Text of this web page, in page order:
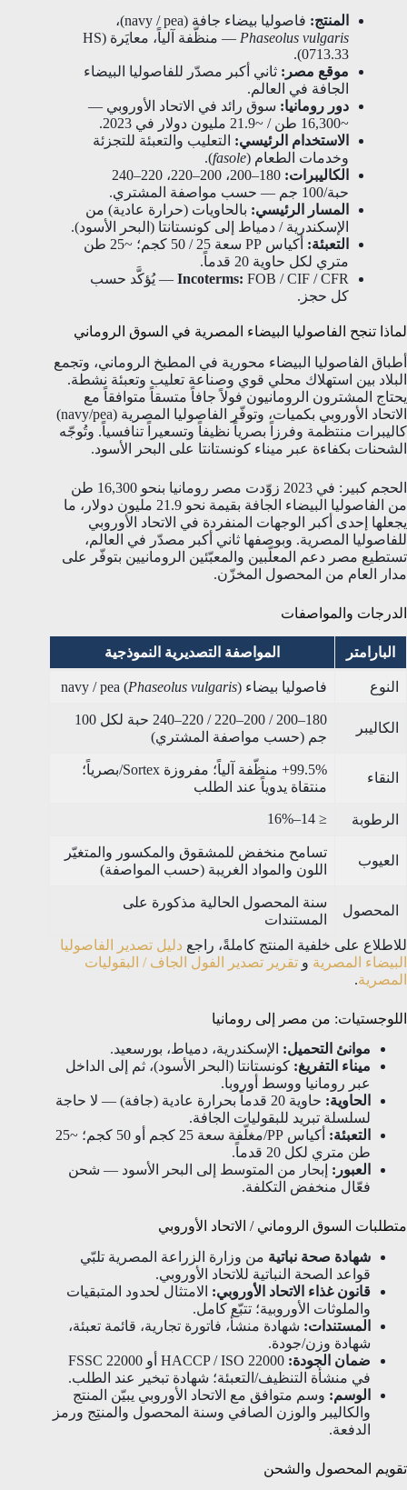
المنتج: فاصوليا بيضاء جافة (navy / pea)،
Phaseolus vulgaris
— منظّفة آلياً، معايَرة (HS
0713.33).
موقع مصر: ثاني أكبر مصدّر للفاصوليا البيضاء
الجافة في العالم.
دور رومانيا: سوق رائد في الاتحاد الأوروبي —
~16,300 طن / ~21.9 مليون دولار في 2023.
الاستخدام الرئيسي: التعليب والتعبئة للتجزئة
وخدمات الطعام (fasole
).
الكاليبرات:
180–200، 200–220، 220–240
حبة/100 جم — حسب مواصفة المشتري.
المسار الرئيسي: بالحاويات (حرارة عادية) من
الإسكندرية / دمياط إلى كونستانتا (البحر الأسود).
التعبئة:
أكياس PP سعة 25 / 50 كجم؛ ~25 طن
متري لكل حاوية 20 قدماً.
Incoterms: FOB / CIF / CFR — يُؤكَّد حسب
كل حجز.
لماذا تنجح الفاصوليا البيضاء المصرية في السوق الروماني
أطباق الفاصوليا البيضاء محورية في المطبخ الروماني، وتجمع
البلاد بين استهلاك محلي قوي وصناعة تعليب وتعبئة نشطة.
يحتاج المشترون الرومانيون فولاً جافاً متسقاً متوافقاً مع
الاتحاد الأوروبي بكميات، وتوفّر الفاصوليا المصرية (navy/pea)
كاليبرات منتظمة وفرزاً بصرياً نظيفاً وتسعيراً تنافسياً. وتُوجّه
الشحنات بكفاءة عبر ميناء كونستانتا على البحر الأسود.
الحجم كبير: في 2023 زوّدت مصر رومانيا بنحو 16,300 طن
من الفاصوليا البيضاء الجافة بقيمة نحو 21.9 مليون دولار، ما
يجعلها إحدى أكبر الوجهات المنفردة في الاتحاد الأوروبي
للفاصوليا المصرية. وبوصفها ثاني أكبر مصدّر في العالم،
تستطيع مصر دعم المعلّبين والمعبّئين الرومانيين بتوفّر على
مدار العام من المحصول المخزّن.
الدرجات والمواصفات
البارامتر المواصفة التصديرية النموذجية
النوع فاصوليا بيضاء navy / pea ( Phaseolus vulgaris)
الكاليبر
180–200 / 200–220 / 220–240 حبة لكل 100
جم (حسب مواصفة المشتري)
النقاء
99.5%+ منظّفة آلياً؛ مفروزة Sortex/بصرياً؛
منتقاة يدوياً عند الطلب
الرطوبة ≤ 14–16%
العيوب
تسامح منخفض للمشقوق والمكسور والمتغيّر
اللون والمواد الغريبة (حسب المواصفة)
المحصول
سنة المحصول الحالية مذكورة على
المستندات
للاطلاع على خلفية المنتج كاملةً، راجع دليل تصدير الفاصوليا
البيضاء المصرية و تقرير تصدير الفول الجاف / البقوليات
المصرية.
اللوجستيات: من مصر إلى رومانيا
موانئ التحميل: الإسكندرية، دمياط، بورسعيد.
ميناء التفريغ: كونستانتا (البحر الأسود)، ثم إلى الداخل
عبر رومانيا ووسط أوروبا.
الحاوية:
حاوية 20 قدماً بحرارة عادية (جافة) — لا حاجة
لسلسلة تبريد للبقوليات الجافة.
التعبئة:
أكياس PP/مغلّفة سعة 25 كجم أو 50 كجم؛ ~25
طن متري لكل 20 قدماً.
العبور: إبحار من المتوسط إلى البحر الأسود — شحن
فعّال منخفض التكلفة.
متطلبات السوق الروماني / الاتحاد الأوروبي
شهادة صحة نباتية من وزارة الزراعة المصرية تلبّي
قواعد الصحة النباتية للاتحاد الأوروبي.
قانون غذاء الاتحاد الأوروبي: الامتثال لحدود المتبقيات
والملوثات الأوروبية؛ تتبّع كامل.
المستندات: شهادة منشأ، فاتورة تجارية، قائمة تعبئة،
شهادة وزن/جودة.
ضمان الجودة:
HACCP / ISO 22000 أو FSSC 22000
في منشأة التنظيف/التعبئة؛ شهادة تبخير عند الطلب.
الوسم: وسم متوافق مع الاتحاد الأوروبي يبيّن المنتج
والكاليبر والوزن الصافي وسنة المحصول والمنتِج ورمز
الدفعة.
تقويم المحصول والشحن